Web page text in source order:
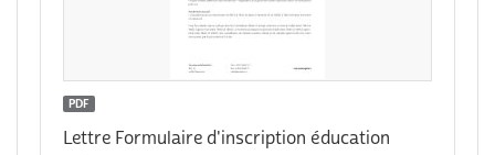
PDF
Lettre Formulaire d'inscription éducation